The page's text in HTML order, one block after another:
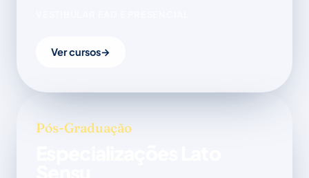
Ver cursos→
Pós-Graduação